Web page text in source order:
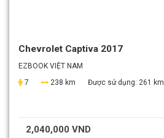
Chevrolet Captiva 2017
EZBOOK VIỆT NAM
7
238 km Được sử dụng: 261 km
2,040,000 VND